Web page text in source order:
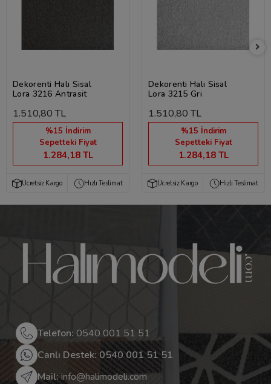
Dekorenti Halı Sisal
Lora 3216 Antrasit
1.510,80 TL
%15 İndirim
Sepetteki Fiyat
1.284,18 TL
Ücretsiz Kargo Hızlı Teslimat
Dekorenti Halı Sisal
Lora 3215 Gri
1.510,80 TL
%15 İndirim
Sepetteki Fiyat
1.284,18 TL
Ücretsiz Kargo Hızlı Teslimat
Telefon: 0540 001 51 51
Canlı Destek: 0540 001 51 51
Mail:info@halimodeli.com